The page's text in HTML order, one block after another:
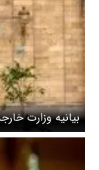
بیانیه وزارت